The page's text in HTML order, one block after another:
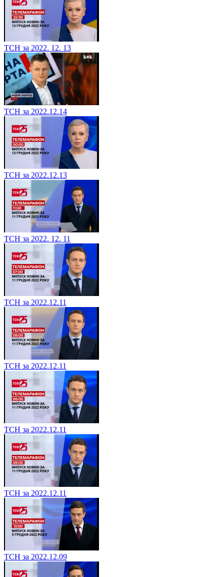
ТСН за 2022. 12. 13
ТСН за 2022.12.14
ТСН за 2022.12.13
ТСН за 2022. 12. 11
ТСН за 2022.12.11
ТСН за 2022.12.11
ТСН за 2022.12.11
ТСН за 2022.12.11
ТСН за 2022.12.09